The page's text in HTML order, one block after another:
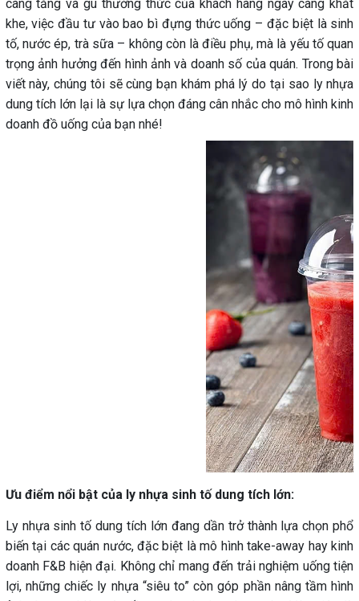
càng tăng và gu thưởng thức của khách hàng ngày càng khắt
khe, việc đầu tư vào bao bì đựng thức uống – đặc biệt là sinh
tố, nước ép, trà sữa – không còn là điều phụ, mà là yếu tố quan
trọng ảnh hưởng đến hình ảnh và doanh số của quán. Trong bài
viết này, chúng tôi sẽ cùng bạn khám phá lý do tại sao ly nhựa
dung tích lớn lại là sự lựa chọn đáng cân nhắc cho mô hình kinh
doanh đồ uống của bạn nhé!
Ưu điểm nổi bật của ly nhựa sinh tố dung tích lớn:
Ly nhựa sinh tố dung tích lớn đang dần trở thành lựa chọn phổ
biến tại các quán nước, đặc biệt là mô hình take-away hay kinh
doanh F&B hiện đại. Không chỉ mang đến trải nghiệm uống tiện
lợi, những chiếc ly nhựa “siêu to” còn góp phần nâng tầm hình